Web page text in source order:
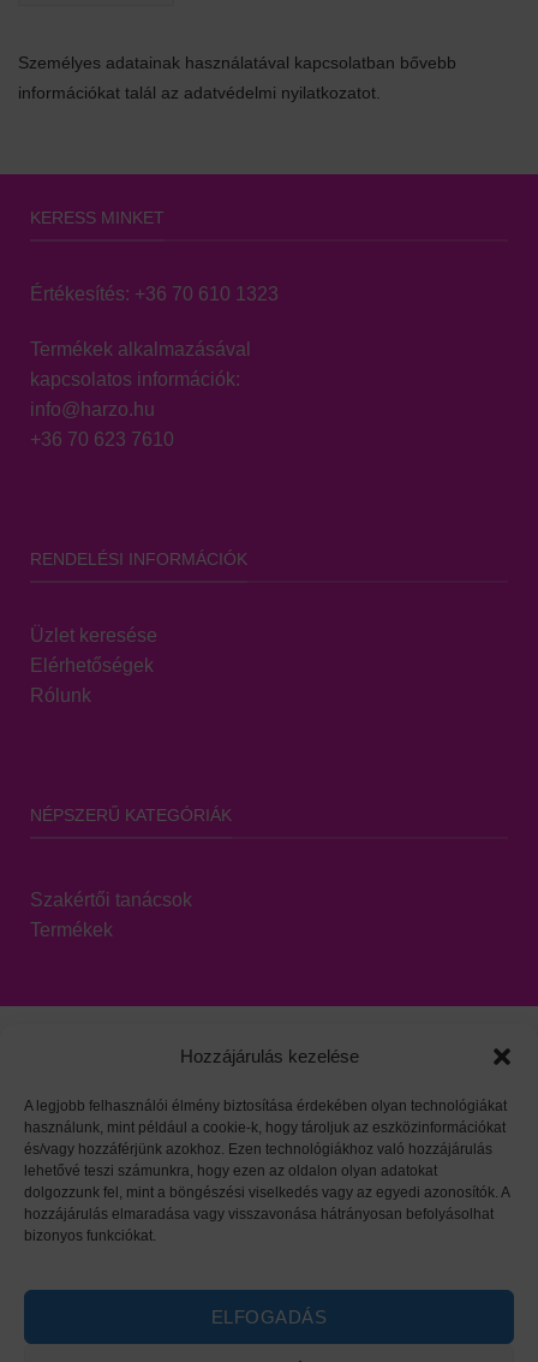
Hozzájárulás kezelése
A legjobb felhasználói élmény biztosítása érdekében olyan technológiákat
használunk, mint például a cookie-k, hogy tároljuk az eszközinformációkat
és/vagy hozzáférjünk azokhoz. Ezen technológiákhoz való hozzájárulás
lehetővé teszi számunkra, hogy ezen az oldalon olyan adatokat
dolgozzunk fel, mint a böngészési viselkedés vagy az egyedi azonosítók. A
hozzájárulás elmaradása vagy visszavonása hátrányosan befolyásolhat
bizonyos funkciókat.
ELFOGADÁS
Személyes adatainak használatával kapcsolatban bővebb
információkat talál az adatvédelmi nyilatkozatot.
KERESS MINKET
Értékesítés: +36 70 610 1323
Termékek alkalmazásával
kapcsolatos információk:
info@harzo.hu
+36 70 623 7610
RENDELÉSI INFORMÁCIÓK
Üzlet keresése
Elérhetőségek
Rólunk
NÉPSZERŰ KATEGÓRIÁK
Szakértői tanácsok
Termékek
Viszonteladói oldal| Adatvédelem|HARZO tárgymutató